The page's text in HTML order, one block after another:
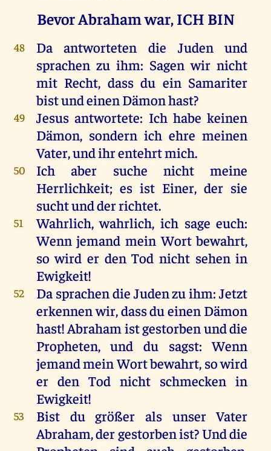
Bevor Abraham war, ICH BIN
48 Da antworteten die Juden
und
sprachen zu ihm: Sagen wir nicht
mit Recht, dassdu ein Samariter
bistundeinenDämonhast?
49 Jesus antwortete: Ich habe keinen
Dämon, sondern ich ehre meinen
Vater,undihrentehrtmich.
50 Ich aber suche nicht
meine
Herrlichkeit; es ist Einer,der sie
suchtundderrichtet.
51 Wahrlich,wahrlich, ich sage euch:
Wenn jemand mein Wort bewahrt,
so wird er den Tod nicht sehen in
Ewigkeit!
52 Da sprachendie Judenzuihm:Jetzt
erkennenwir, dassdueinen Dämon
hast!Abraham istgestorbenunddie
Propheten,und du sagst:Wenn
jemandmeinWortbewahrt, sowird
er den Tod nicht schmecken in
Ewigkeit!
53 Bist du größer als unser Vater
Abraham,dergestorbenist?Unddie